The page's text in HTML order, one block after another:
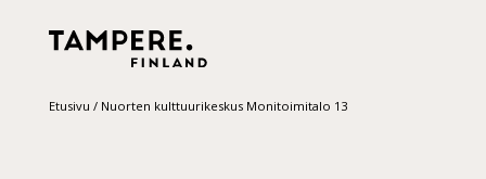
Etusivu / Nuorten kulttuurikeskus Monitoimitalo 13